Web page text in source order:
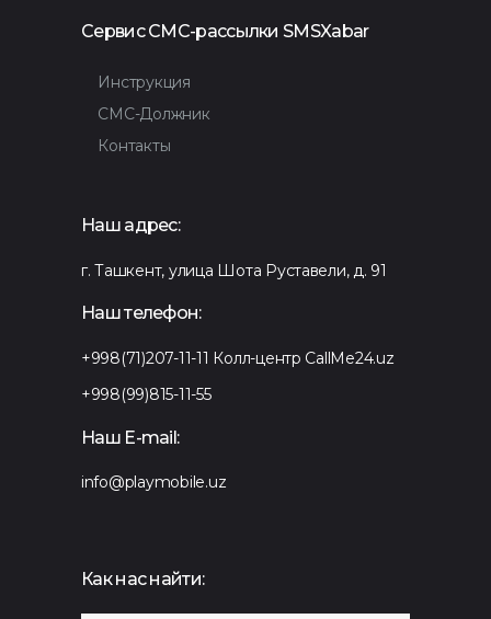
Сервис СМС-рассылки SMSXabar
Инструкция
СМС-Должник
Контакты
Наш адрес:
г. Ташкент, улица Шота Руставели, д. 91
Наш телефон:
+998(71)207-11-11 Колл-центр CallMe24.uz
+998(99)815-11-55
Наш E-mail:
info@playmobile.uz
Как нас найти: